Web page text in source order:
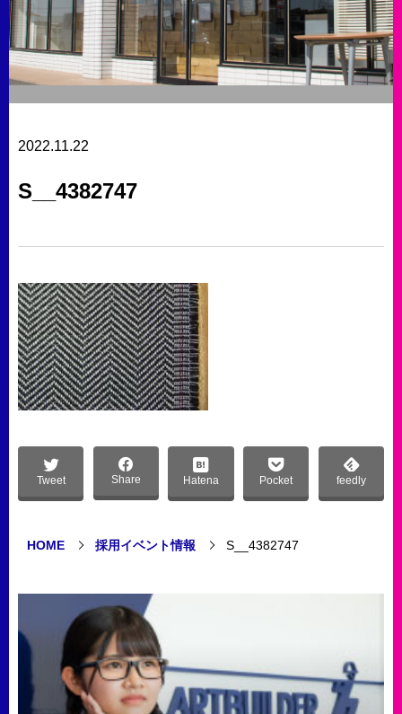
2022.11.22
S__4382747
Tweet Share Hatena Pocket feedly
HOME 採用イベント情報 S__4382747